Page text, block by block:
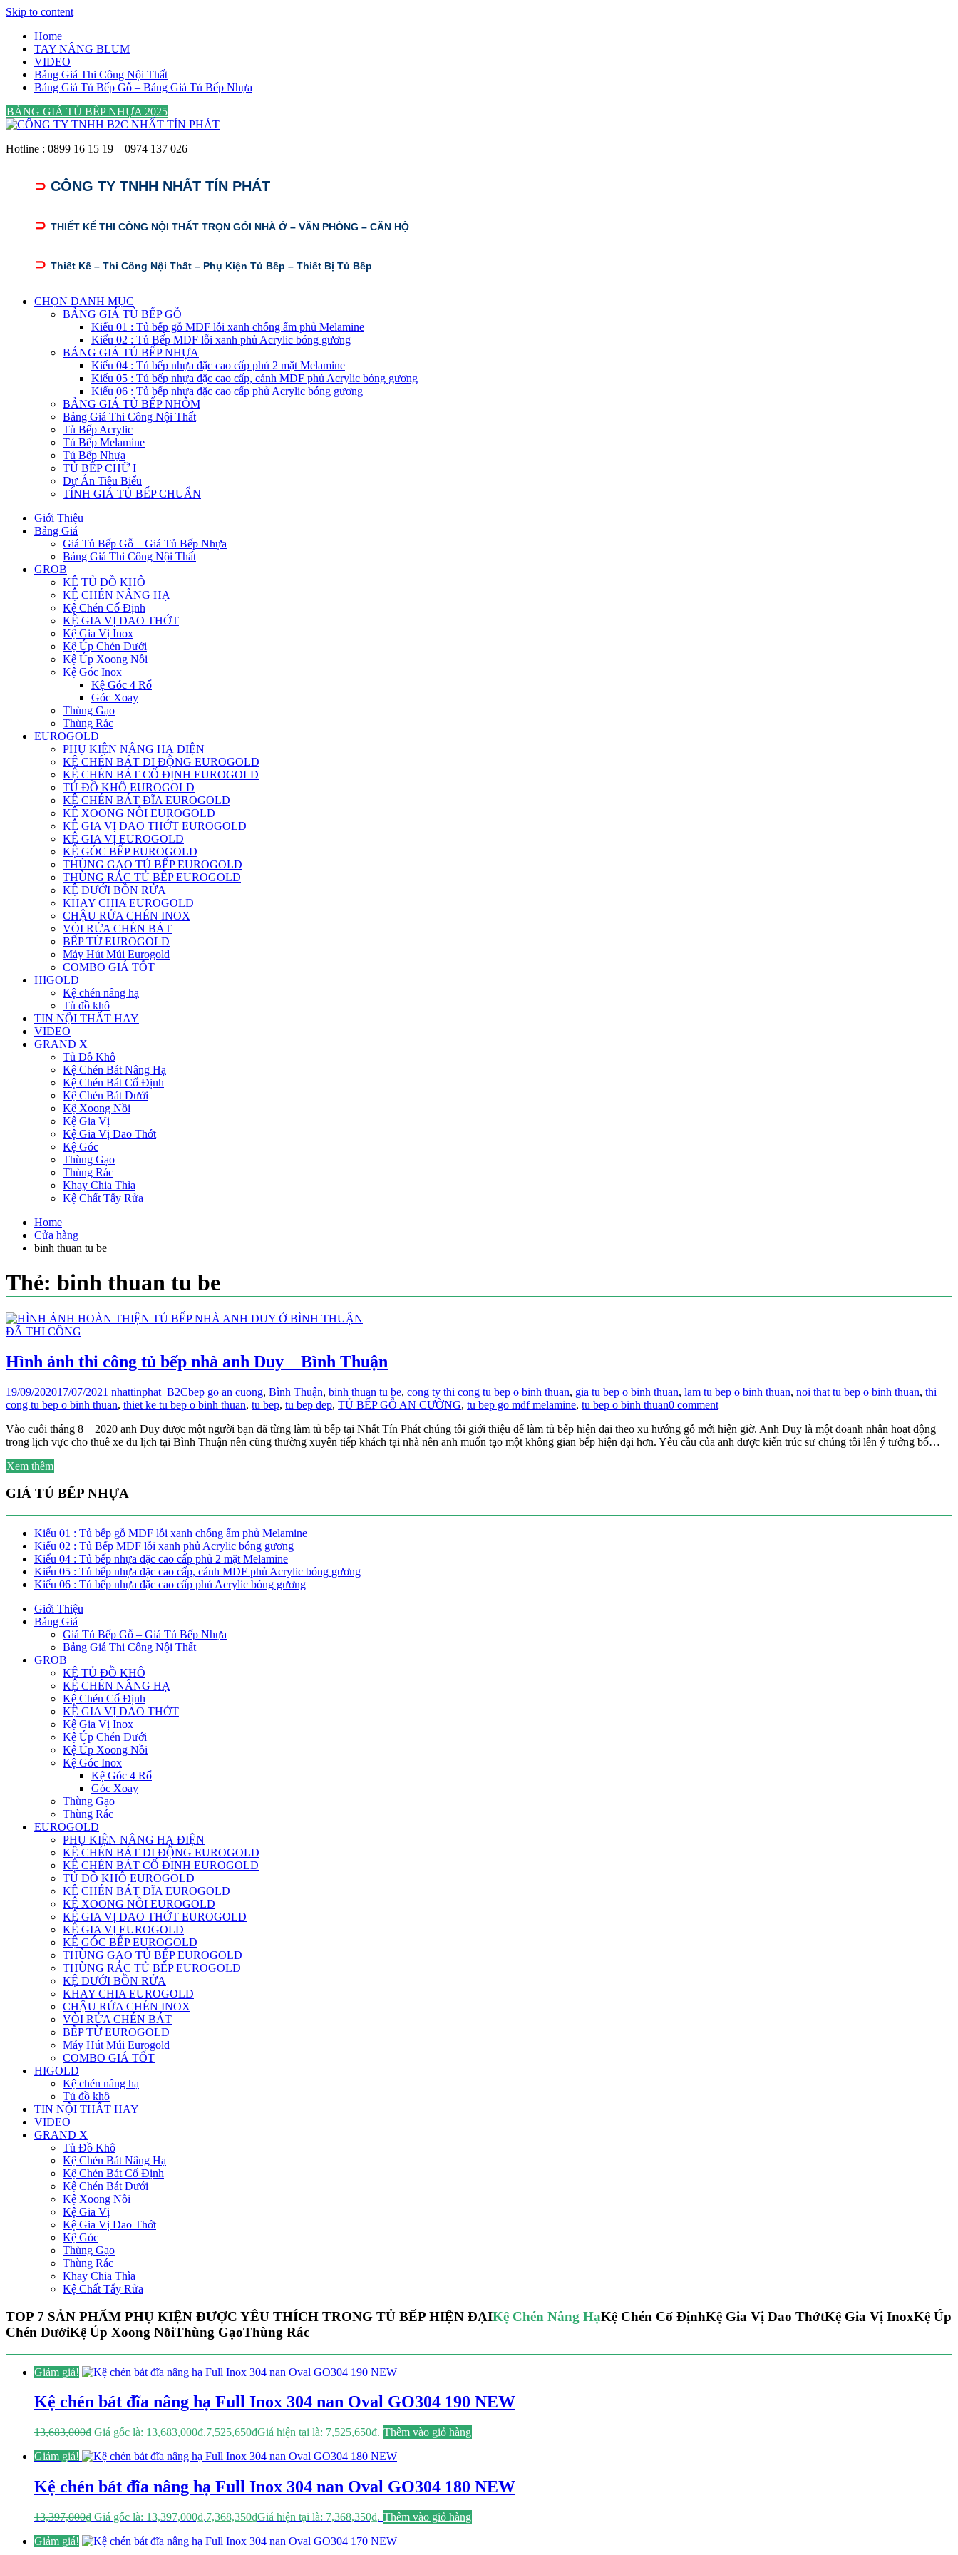
Skip to content
Home
TAY NÂNG BLUM
VIDEO
Bảng Giá Thi Công Nội Thất
Bảng Giá Tủ Bếp Gỗ – Bảng Giá Tủ Bếp Nhựa
BẢNG GIÁ TỦ BẾP NHỰA 2025
Hotline : 0899 16 15 19 – 0974 137 026
⊃ CÔNG TY TNHH NHẤT TÍN PHÁT
⊃ THIẾT KẾ THI CÔNG NỘI THẤT TRỌN GÓI NHÀ Ở – VĂN PHÒNG – CĂN HỘ
⊃ Thiết Kế – Thi Công Nội Thất – Phụ Kiện Tủ Bếp – Thiết Bị Tủ Bếp
CHỌN DANH MỤC
BẢNG GIÁ TỦ BẾP GỖ
Kiểu 01 : Tủ bếp gỗ MDF lỗi xanh chống ẩm phủ Melamine
Kiểu 02 : Tủ Bếp MDF lỗi xanh phủ Acrylic bóng gương
BẢNG GIÁ TỦ BẾP NHỰA
Kiểu 04 : Tủ bếp nhựa đặc cao cấp phủ 2 mặt Melamine
Kiểu 05 : Tủ bếp nhựa đặc cao cấp, cánh MDF phủ Acrylic bóng gương
Kiểu 06 : Tủ bếp nhựa đặc cao cấp phủ Acrylic bóng gương
BẢNG GIÁ TỦ BẾP NHÔM
Bảng Giá Thi Công Nội Thất
Tủ Bếp Acrylic
Tủ Bếp Melamine
Tủ Bếp Nhựa
TỦ BẾP CHỮ I
Dự Án Tiêu Biểu
TÍNH GIÁ TỦ BẾP CHUẨN
Giới Thiệu
Bảng Giá
Giá Tủ Bếp Gỗ – Giá Tủ Bếp Nhựa
Bảng Giá Thi Công Nội Thất
GROB
KỆ TỦ ĐỒ KHÔ
KỆ CHÉN NÂNG HẠ
Kệ Chén Cố Định
KỆ GIA VỊ DAO THỚT
Kệ Gia Vị Inox
Kệ Úp Chén Dưới
Kệ Úp Xoong Nồi
Kệ Góc Inox
Kệ Góc 4 Rổ
Góc Xoay
Thùng Gạo
Thùng Rác
EUROGOLD
PHỤ KIỆN NÂNG HẠ ĐIỆN
KỆ CHÉN BÁT DI ĐỘNG EUROGOLD
KỆ CHÉN BÁT CỐ ĐỊNH EUROGOLD
TỦ ĐỒ KHÔ EUROGOLD
KỆ CHÉN BÁT ĐĨA EUROGOLD
KỆ XOONG NỒI EUROGOLD
KỆ GIA VỊ DAO THỚT EUROGOLD
KỆ GIA VỊ EUROGOLD
KỆ GÓC BẾP EUROGOLD
THÙNG GẠO TỦ BẾP EUROGOLD
THÙNG RÁC TỦ BẾP EUROGOLD
KỆ DƯỚI BỒN RỬA
KHAY CHIA EUROGOLD
CHẬU RỬA CHÉN INOX
VÒI RỬA CHÉN BÁT
BẾP TỪ EUROGOLD
Máy Hút Múi Eurogold
COMBO GIÁ TỐT
HIGOLD
Kệ chén nâng hạ
Tủ đồ khô
TIN NỘI THẤT HAY
VIDEO
GRAND X
Tủ Đồ Khô
Kệ Chén Bát Nâng Hạ
Kệ Chén Bát Cố Định
Kệ Chén Bát Dưới
Kệ Xoong Nồi
Kệ Gia Vị
Kệ Gia Vị Dao Thớt
Kệ Góc
Thùng Gạo
Thùng Rác
Khay Chia Thìa
Kệ Chất Tẩy Rửa
Home
Cửa hàng
binh thuan tu be
Thẻ: binh thuan tu be
ĐÃ THI CÔNG
Hình ảnh thi công tủ bếp nhà anh Duy _ Bình Thuận
19/09/202017/07/2021 nhattinphat_B2Cbep go an cuong, Bình Thuận, binh thuan tu be, cong ty thi cong tu bep o binh thuan, gia tu bep o binh thuan, lam tu bep o binh thuan, noi that tu bep o binh thuan, thi
cong tu bep o binh thuan, thiet ke tu bep o binh thuan, tu bep, tu bep dep, TỦ BẾP GỖ AN CƯỜNG, tu bep go mdf melamine, tu bep o binh thuan0 comment
Vào cuối tháng 8 _ 2020 anh Duy được một người bạn đã từng làm tủ bếp tại Nhất Tín Phát chúng tôi giới thiệu để làm tủ bếp hiện đại theo xu hướng gỗ mới hiện giờ. Anh Duy là một doanh nhân hoạt động
trong lịch vực cho thuê xe du lịch tại Bình Thuận nên cũng thường xuyên tiếp khách tại nhà nên anh muốn tạo một không gian bếp hiện đại hơn. Yêu cầu của anh được kiến trúc sư chúng tôi lên ý tưởng bố…
Xem thêm
GIÁ TỦ BẾP NHỰA
Kiểu 01 : Tủ bếp gỗ MDF lỗi xanh chống ẩm phủ Melamine
Kiểu 02 : Tủ Bếp MDF lỗi xanh phủ Acrylic bóng gương
Kiểu 04 : Tủ bếp nhựa đặc cao cấp phủ 2 mặt Melamine
Kiểu 05 : Tủ bếp nhựa đặc cao cấp, cánh MDF phủ Acrylic bóng gương
Kiểu 06 : Tủ bếp nhựa đặc cao cấp phủ Acrylic bóng gương
Giới Thiệu
Bảng Giá
Giá Tủ Bếp Gỗ – Giá Tủ Bếp Nhựa
Bảng Giá Thi Công Nội Thất
GROB
KỆ TỦ ĐỒ KHÔ
KỆ CHÉN NÂNG HẠ
Kệ Chén Cố Định
KỆ GIA VỊ DAO THỚT
Kệ Gia Vị Inox
Kệ Úp Chén Dưới
Kệ Úp Xoong Nồi
Kệ Góc Inox
Kệ Góc 4 Rổ
Góc Xoay
Thùng Gạo
Thùng Rác
EUROGOLD
PHỤ KIỆN NÂNG HẠ ĐIỆN
KỆ CHÉN BÁT DI ĐỘNG EUROGOLD
KỆ CHÉN BÁT CỐ ĐỊNH EUROGOLD
TỦ ĐỒ KHÔ EUROGOLD
KỆ CHÉN BÁT ĐĨA EUROGOLD
KỆ XOONG NỒI EUROGOLD
KỆ GIA VỊ DAO THỚT EUROGOLD
KỆ GIA VỊ EUROGOLD
KỆ GÓC BẾP EUROGOLD
THÙNG GẠO TỦ BẾP EUROGOLD
THÙNG RÁC TỦ BẾP EUROGOLD
KỆ DƯỚI BỒN RỬA
KHAY CHIA EUROGOLD
CHẬU RỬA CHÉN INOX
VÒI RỬA CHÉN BÁT
BẾP TỪ EUROGOLD
Máy Hút Múi Eurogold
COMBO GIÁ TỐT
HIGOLD
Kệ chén nâng hạ
Tủ đồ khô
TIN NỘI THẤT HAY
VIDEO
GRAND X
Tủ Đồ Khô
Kệ Chén Bát Nâng Hạ
Kệ Chén Bát Cố Định
Kệ Chén Bát Dưới
Kệ Xoong Nồi
Kệ Gia Vị
Kệ Gia Vị Dao Thớt
Kệ Góc
Thùng Gạo
Thùng Rác
Khay Chia Thìa
Kệ Chất Tẩy Rửa
TOP 7 SẢN PHẨM PHỤ KIỆN ĐƯỢC YÊU THÍCH TRONG TỦ BẾP HIỆN ĐẠIKệ Chén Nâng HạKệ Chén Cố ĐịnhKệ Gia Vị Dao ThớtKệ Gia Vị InoxKệ Úp
Chén DướiKệ Úp Xoong NồiThùng GạoThùng Rác
Giảm giá!
Kệ chén bát đĩa nâng hạ Full Inox 304 nan Oval GO304 190 NEW
13,683,000₫ Giá gốc là: 13,683,000₫.7,525,650₫Giá hiện tại là: 7,525,650₫. Thêm vào giỏ hàng
Giảm giá!
Kệ chén bát đĩa nâng hạ Full Inox 304 nan Oval GO304 180 NEW
13,397,000₫ Giá gốc là: 13,397,000₫.7,368,350₫Giá hiện tại là: 7,368,350₫. Thêm vào giỏ hàng
Giảm giá!